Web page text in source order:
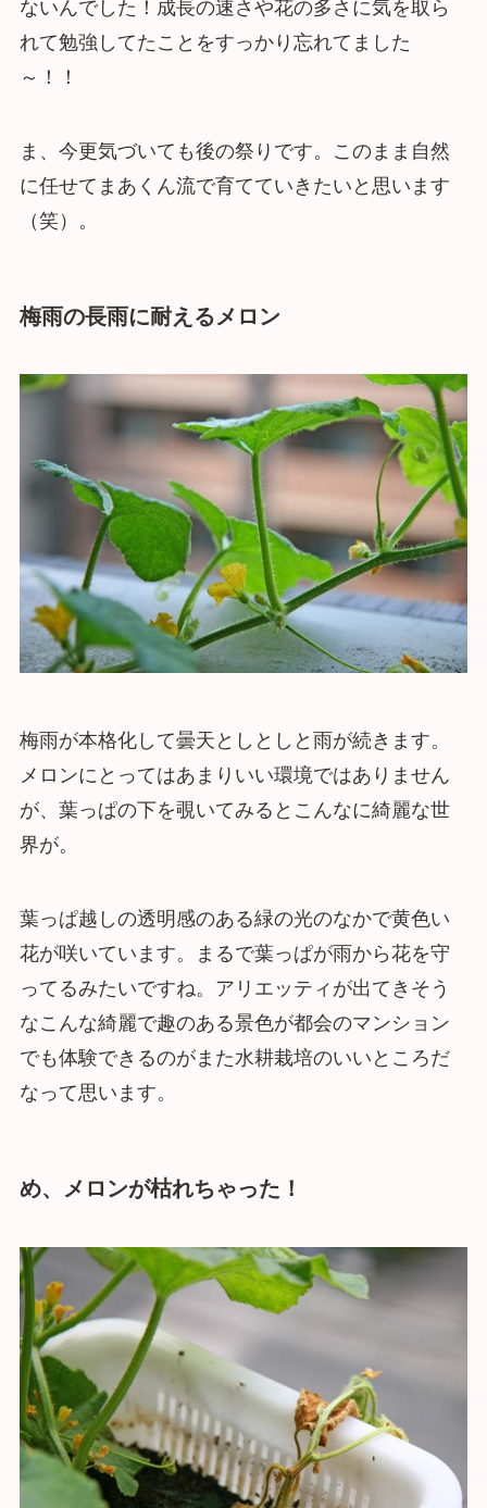
ないんでした！成長の速さや花の多さに気を取ら
れて勉強してたことをすっかり忘れてました
～！！
ま、今更気づいても後の祭りです。このまま自然
に任せてまあくん流で育てていきたいと思います
（笑）。
梅雨の長雨に耐えるメロン
梅雨が本格化して曇天としとしと雨が続きます。
メロンにとってはあまりいい環境ではありません
が、葉っぱの下を覗いてみるとこんなに綺麗な世
界が。
葉っぱ越しの透明感のある緑の光のなかで黄色い
花が咲いています。まるで葉っぱが雨から花を守
ってるみたいですね。アリエッティが出てきそう
なこんな綺麗で趣のある景色が都会のマンション
でも体験できるのがまた水耕栽培のいいところだ
なって思います。
め、メロンが枯れちゃった！